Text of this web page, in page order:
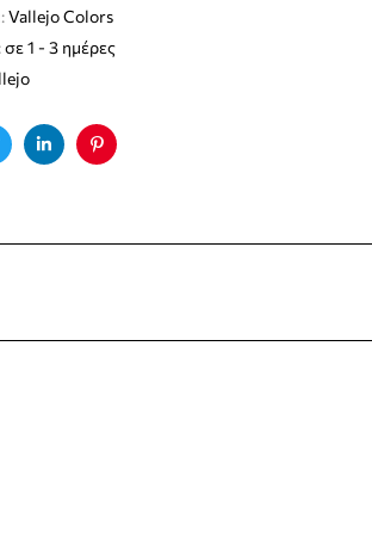
Vallejo Colors
σε 1 - 3 ημέρες
LinkedinPinterest